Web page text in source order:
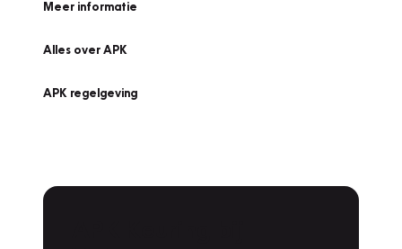
Meer informatie
Alles over APK
APK regelgeving